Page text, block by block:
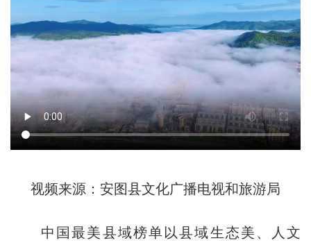
视频来源：安图县文化广播电视和旅游局
中国最美县域榜单以县域生态美、人文